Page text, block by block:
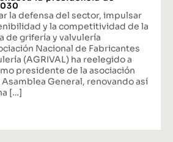
la defensa del sector, impulsar
y la competitividad de la
de grifería y valvulería
Nacional de Fabricantes
(AGRIVAL) ha reelegido a
presidente de la asociación
General, renovando así
[…]